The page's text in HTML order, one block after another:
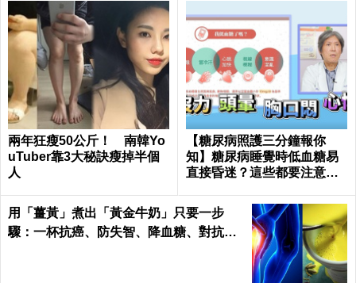
兩年狂瘦50公斤！ 南韓Yo
uTuber靠3大秘訣瘦掉半個
人
【糖尿病照護三分鐘報你
知】糖尿病睡覺時低血糖易
直接昏迷？這些都要注意！
用「薑黃」煮出「黃金牛奶」只要一步
驟：一杯抗癌、防失智、降血糖、對抗關